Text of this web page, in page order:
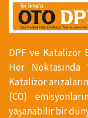
DPF ve Katalizör
Her
Katalizör
(CO)
yaşanabilir bir